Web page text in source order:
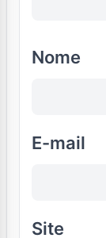
Nome
E-mail
Site